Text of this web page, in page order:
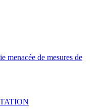
menacée de mesures de